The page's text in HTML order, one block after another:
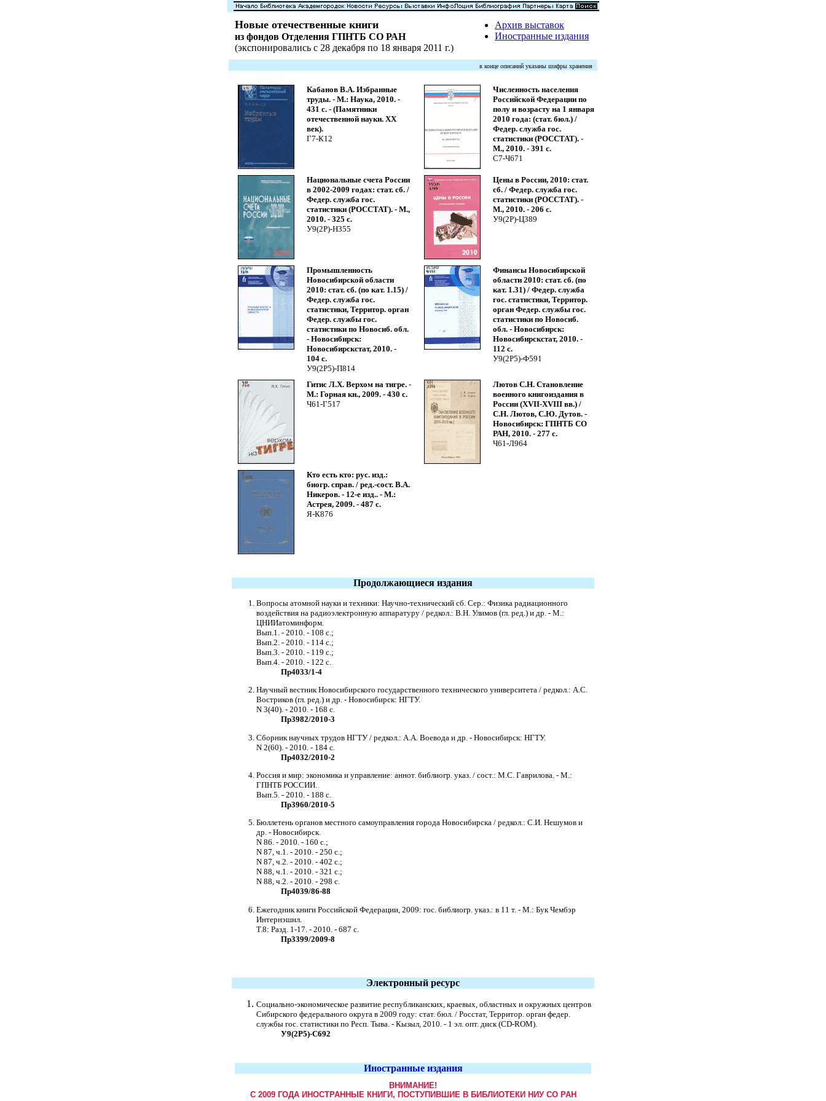
Новые отечественные книги
из фондов Отделения ГПНТБ СО РАН
(экспонировались с 28 декабря по 18 января 2011 г.)
Архив выставок
Иностранные издания
в конце описаний указаны шифры хранения
Кабанов В.А. Избранные
труды. - М.: Наука, 2010. -
431 с. - (Памятники
отечественной науки. ХХ
век).
Г7-К12
Численность населения
Российской Федерации по
полу и возрасту на 1 января
2010 года: (стат. бюл.) /
Федер. служба гос.
статистики (РОССТАТ). -
М., 2010. - 391 с.
С7-Ч671
Национальные счета России
в 2002-2009 годах: стат. сб. /
Федер. служба гос.
статистики (РОССТАТ). - М.,
2010. - 325 с.
У9(2Р)-Н355
Цены в России, 2010: стат.
сб. / Федер. служба гос.
статистики (РОССТАТ). -
М., 2010. - 206 с.
У9(2Р)-Ц389
Промышленность
Новосибирской области
2010: стат. сб. (по кат. 1.15) /
Федер. служба гос.
статистики, Территор. орган
Федер. службы гос.
статистики по Новосиб. обл.
- Новосибирск:
Новосибирскстат, 2010. -
104 с.
У9(2Р5)-П814
Финансы Новосибирской
области 2010: стат. сб. (по
кат. 1.31) / Федер. служба
гос. статистики, Территор.
орган Федер. службы гос.
статистики по Новосиб.
обл. - Новосибирск:
Новосибирскстат, 2010. -
112 с.
У9(2Р5)-Ф591
Гитис Л.Х. Верхом на тигре. -
М.: Горная кн., 2009. - 430 с.
Ч61-Г517
Лютов С.Н. Становление
военного книгоиздания в
России (ХVII-XVIII вв.) /
С.Н. Лютов, С.Ю. Дутов. -
Новосибирск: ГПНТБ СО
РАН, 2010. - 277 с.
Ч61-Л964
Кто есть кто: рус. изд.:
биогр. справ. / ред.-сост. В.А.
Никеров. - 12-е изд.. - М.:
Астрея, 2009. - 487 с.
Я-К876
Продолжающиеся издания
Вопросы атомной науки и техники: Научно-технический сб. Сер.: Физика радиационного
воздействия на радиоэлектронную аппаратуру / редкол.: В.Н. Улимов (гл. ред.) и др. - М.:
ЦНИИатоминформ.
Вып.1. - 2010. - 108 с.;
Вып.2. - 2010. - 114 с.;
Вып.3. - 2010. - 119 с.;
Вып.4. - 2010. - 122 с.
Пр4033/1-4
Научный вестник Новосибирского государственного технического университета / редкол.: А.С.
Востриков (гл. ред.) и др. - Новосибирск: НГТУ.
N 3(40). - 2010. - 168 с.
Пр3982/2010-3
Сборник научных трудов НГТУ / редкол.: А.А. Воевода и др. - Новосибирск: НГТУ.
N 2(60). - 2010. - 184 с.
Пр4032/2010-2
Россия и мир: экономика и управление: аннот. библиогр. указ. / сост.: М.С. Гаврилова. - М.:
ГПНТБ РОССИИ.
Вып.5. - 2010. - 188 с.
Пр3960/2010-5
Бюллетень органов местного самоуправления города Новосибирска / редкол.: С.И. Нешумов и
др. - Новосибирск.
N 86. - 2010. - 160 c.;
N 87, ч.1. - 2010. - 250 c.;
N 87, ч.2. - 2010. - 402 c.;
N 88, ч.1. - 2010. - 321 c.;
N 88, ч.2. - 2010. - 298 c.
Пр4039/86-88
Ежегодник книги Российской Федерации, 2009: гос. библиогр. указ.: в 11 т. - М.: Бук Чембэр
Интернэшнл.
Т.8: Разд. 1-17. - 2010. - 687 с.
Пр3399/2009-8
Электронный ресурс
Социально-экономическое развитие республиканских, краевых, областных и окружных центров
Сибирского федерального округа в 2009 году: стат. бюл. / Росстат, Территор. орган федер.
службы гос. статистики по Респ. Тыва. - Кызыл, 2010. - 1 эл. опт. диск (CD-ROM).
У9(2Р5)-С692
Иностранные издания
ВНИМАНИЕ!
С 2009 ГОДА ИНОСТРАННЫЕ КНИГИ, ПОСТУПИВШИЕ В БИБЛИОТЕКИ НИУ СО РАН